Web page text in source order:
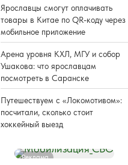
Ярославцы смогут оплачивать
товары в Китае по QR-коду через
мобильное приложение
Арена уровня КХЛ, МГУ и собор
Ушакова: что ярославцам
посмотреть в Саранске
Путешествуем с «Локомотивом»:
посчитали, сколько стоит
хоккейный выезд
Реклама